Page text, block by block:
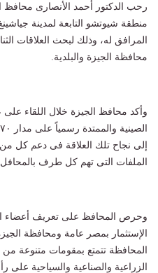
رحب الدكتور أحمد الأنصارى محافظ
منطقة شيوتشو التابعة لمدينة
المرافق له، وذلك لبحث العلاقات
محافظة الجيزة والبلدية.
وأكد محافظ الجيزة خلال اللقاء على
إلى نجاح تلك العلاقة فى دعم كل
الملفات التى تهم كل طرف بالمحافل
وحرص المحافظ على تعريف أعضاء
الإستثمار بمصر عامة ومحافظة
المحافظة تتمتع بمقومات متنوعة
الزراعية والصناعية والسياحية على